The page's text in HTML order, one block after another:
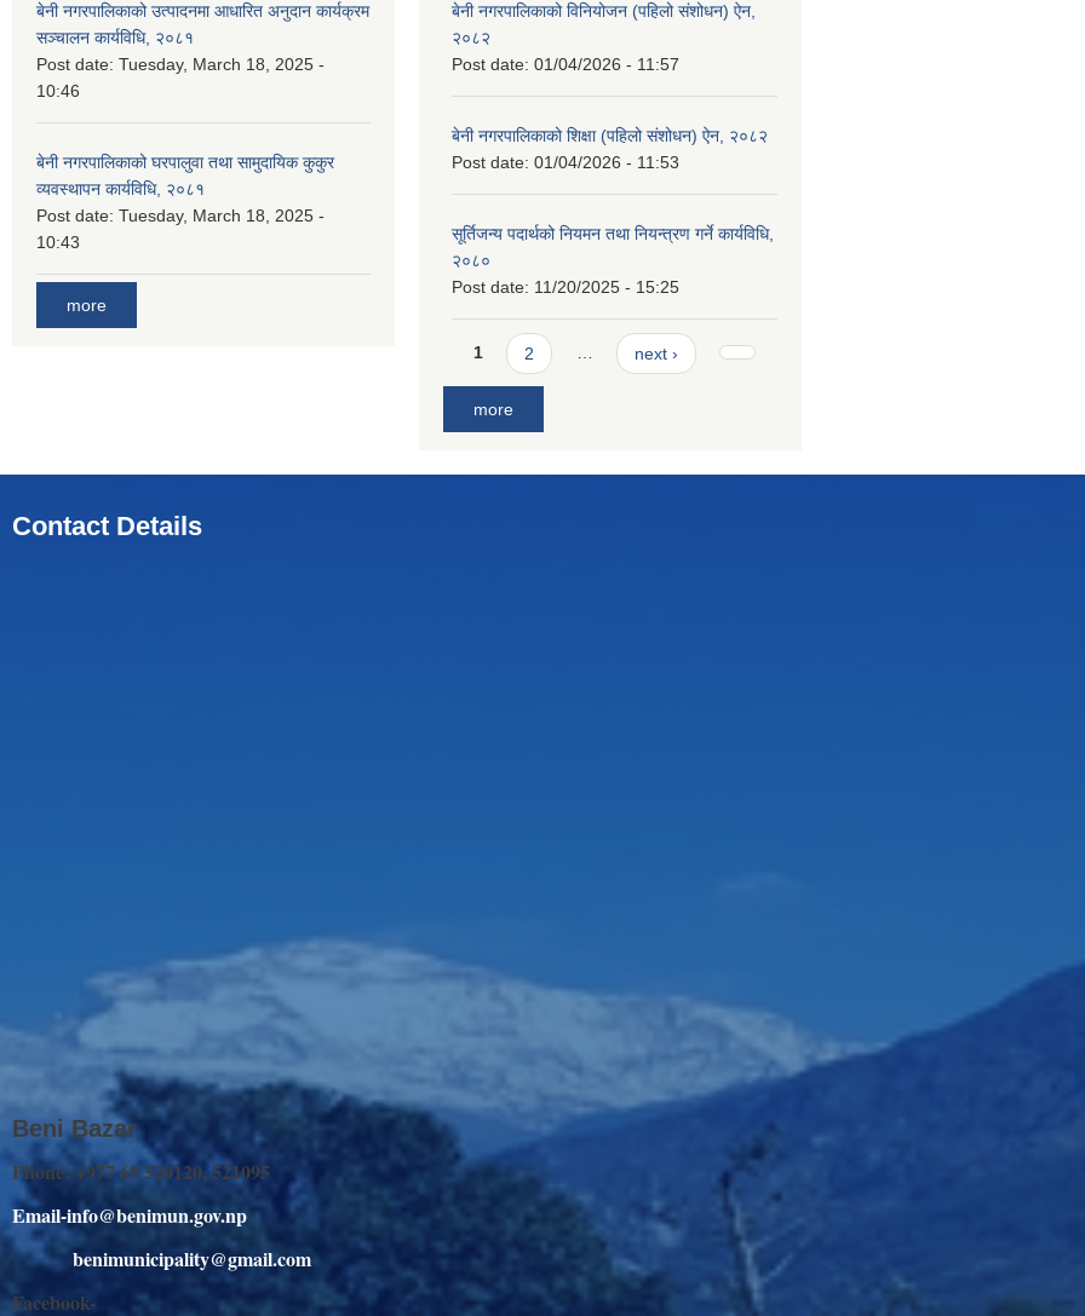
बेनी नगरपालिकाको उत्पादनमा आधारित अनुदान कार्यक्रम
सञ्‍चालन कार्यविधि, २०८१
Post date: Tuesday, March 18, 2025 -
10:46
बेनी नगरपालिकाको घरपालुवा तथा सामुदायिक कुकुर
व्यवस्थापन कार्यविधि, २०८१
Post date: Tuesday, March 18, 2025 -
10:43
more
बेनी नगरपालिकाको विनियोजन (पहिलो संशोधन) ऐन,
२०८२
Post date: 01/04/2026 - 11:57
बेनी नगरपालिकाको शिक्षा (पहिलो संशोधन) ऐन, २०८२
Post date: 01/04/2026 - 11:53
सूर्तिजन्य पदार्थको नियमन तथा नियन्त्रण गर्ने कार्यविधि,
२०८०
Post date: 11/20/2025 - 15:25
Pages
1 2 … next ›
more
Contact Details
Beni Bazar
Phone: +977 69 520120, 521095
Email-info@benimun.gov.np
benimunicipality@gmail.com
Facebook-